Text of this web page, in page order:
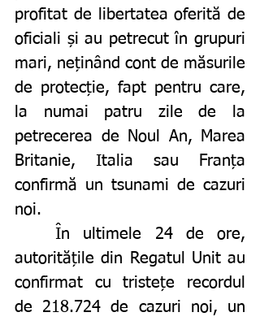
profitat de libertatea oferită de
oficiali și au petrecut în grupuri
mari, neținând cont de măsurile
de protecție, fapt pentru care,
la numai patru zile de la
petrecerea de Noul An, Marea
Britanie, Italia sau Franța
confirmă un tsunami de cazuri
noi.
	În ultimele 24 de ore,
autoritățile din Regatul Unit au
confirmat cu tristețe recordul
de 218.724 de cazuri noi, un